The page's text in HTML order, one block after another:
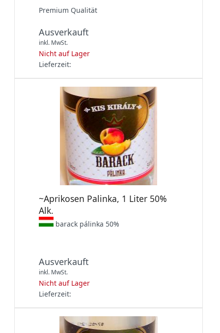
Premium Qualität
Ausverkauft
inkl. MwSt.
Nicht auf Lager
Lieferzeit:
~Aprikosen Palinka, 1 Liter 50%
Alk.
barack pálinka 50%
Ausverkauft
inkl. MwSt.
Nicht auf Lager
Lieferzeit: